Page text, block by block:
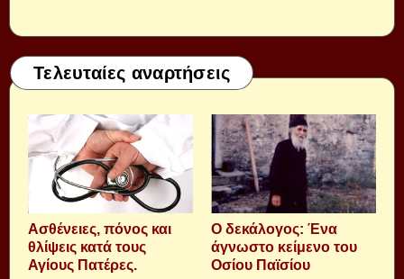
Τελευταίες αναρτήσεις
Aσθένειες, πόνος και
θλίψεις κατά τους
Αγίους Πατέρες.
Ο δεκάλογος: Ένα
άγνωστο κείμενο του
Οσίου Παϊσίου